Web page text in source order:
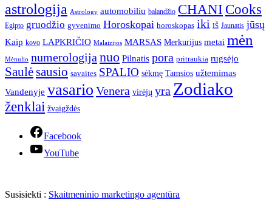
astrologija Astrology automobiliu balandžio CHANI Cooks
Egipto gruodžio gyvenimo Horoskopai horoskopas iki IŠ Jaunatis jūsų
Kaip kovo LAPKRIČIO Malaizijos MARSAS Merkurijus metai mėn
Mėnulio numerologija nuo Pilnatis pora pritraukia rugsėjo
Saulėsausio savaites SPALIO sėkmę Tamsios užtemimas
Vandenyje vasario Venera virėjų yra Zodiako
ženklai žvaigždės
Facebook
YouTube
Susisiekti : Skaitmeninio marketingo agentūra